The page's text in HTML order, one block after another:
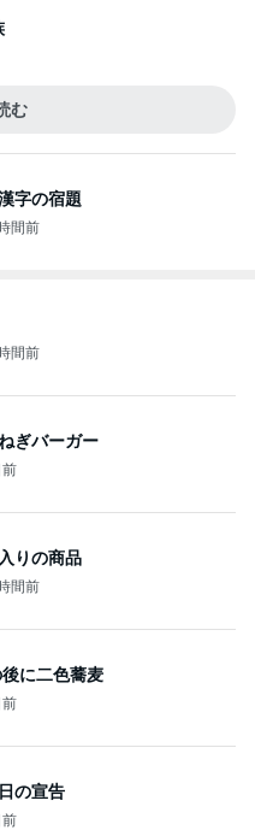
む
字の宿題
間前
間前
ぎバーガー
りの商品
間前
に二色蕎麦
前
の宣告
前